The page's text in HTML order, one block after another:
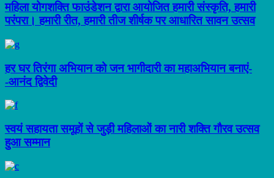
महिला योगशक्ति फाउंडेशन द्वारा आयोजित हमारी संस्कृति, हमारी
परंपरा। हमारी रीत, हमारी तीज शीर्षक पर आधारित सावन उत्सव
हर घर तिरंगा अभियान को जन भागीदारी का महाअभियान बनाएं-
-आनंद द्विवेदी
स्वयं सहायता समूहों से जुड़ी महिलाओं का नारी शक्ति गौरव उत्सव
हुआ सम्मान